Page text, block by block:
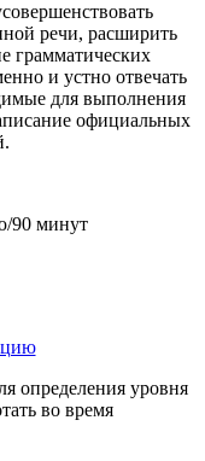
речи, расширить
грамматических
и устно отвечать
для выполнения
официальных
90 минут
определения уровня
во время